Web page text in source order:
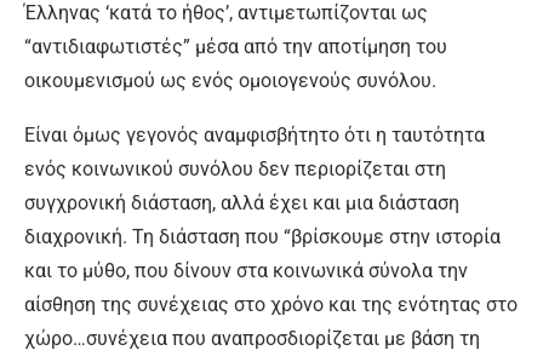
Έλληνας ‘κατά το ήθος’, αντιμετωπίζονται ως
“αντιδιαφωτιστές” μέσα από την αποτίμηση του
οικουμενισμού ως ενός ομοιογενούς συνόλου.
Είναι όμως γεγονός αναμφισβήτητο ότι η ταυτότητα
ενός κοινωνικού συνόλου δεν περιορίζεται στη
συγχρονική διάσταση, αλλά έχει και μια διάσταση
διαχρονική. Τη διάσταση που “βρίσκουμε στην ιστορία
και το μύθο, που δίνουν στα κοινωνικά σύνολα την
αίσθηση της συνέχειας στο χρόνο και της ενότητας στο
χώρο…συνέχεια που αναπροσδιορίζεται με βάση τη